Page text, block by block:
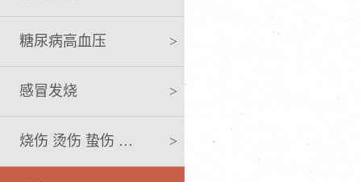
糖尿病高血压 >
感冒发烧 >
烧伤 烫伤 蛰伤 咬伤 >